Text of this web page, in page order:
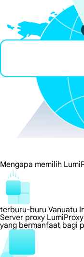
Mengapa memilih
terburu-buru Vanuatu
Server proxy
yang bermanfaat bagi